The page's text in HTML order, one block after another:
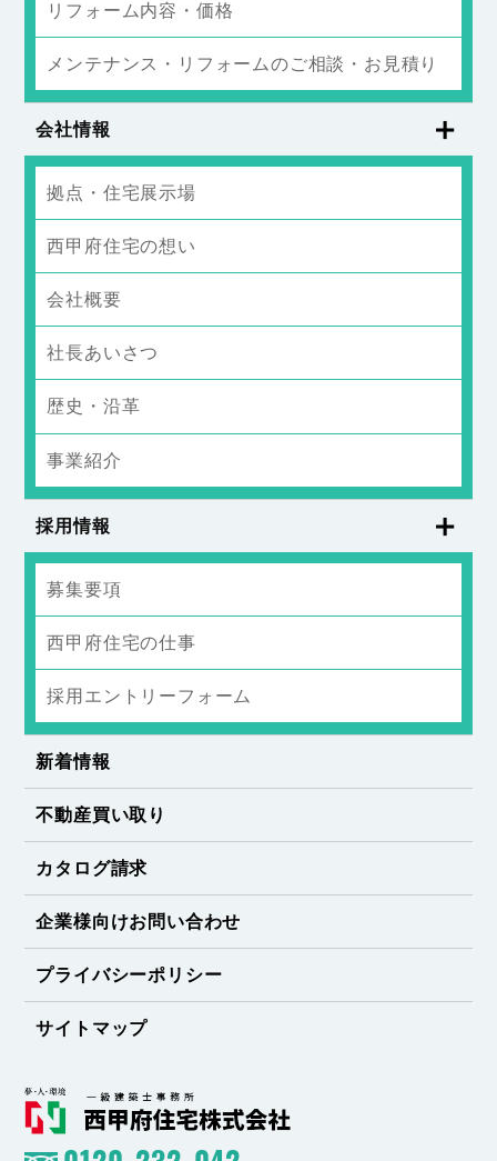
リフォーム内容・価格
メンテナンス・リフォームのご相談・お見積り
会社情報
拠点・住宅展示場
西甲府住宅の想い
会社概要
社長あいさつ
歴史・沿革
事業紹介
採用情報
募集要項
西甲府住宅の仕事
採用エントリーフォーム
新着情報
不動産買い取り
カタログ請求
企業様向けお問い合わせ
プライバシーポリシー
サイトマップ